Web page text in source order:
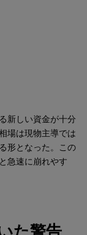
新しい資金が十分
場は現物主導では
形となった。この
急速に崩れやす